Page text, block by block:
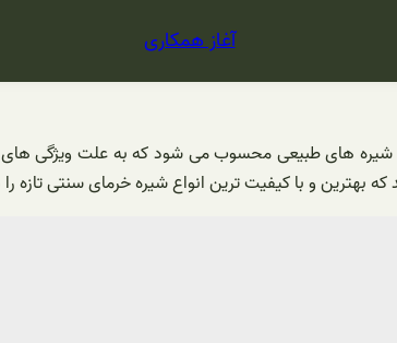
آغاز همکاری
شیره های طبیعی محسوب می‌ شود که به علت ویژگی
بهترین و با کیفیت ترین انواع شیره خرمای سنتی تازه